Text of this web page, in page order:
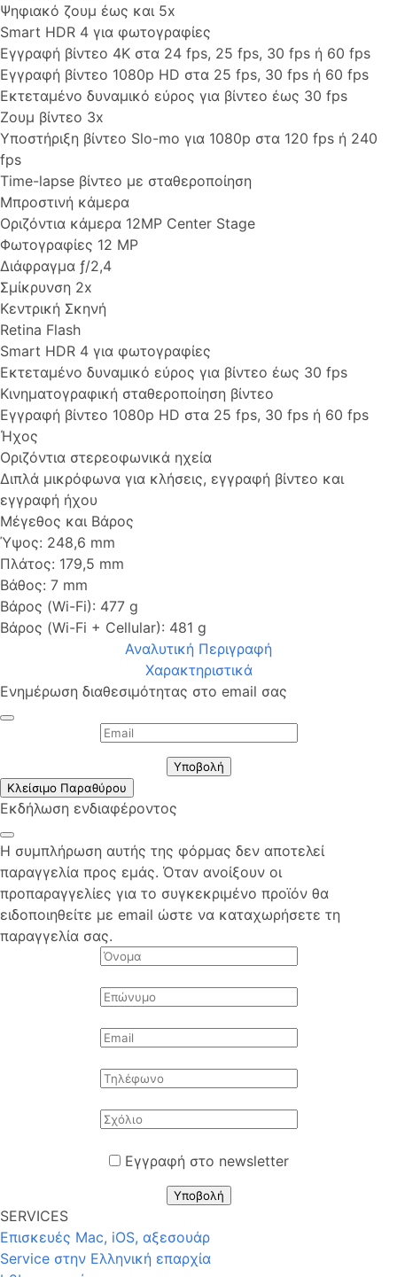
Ψηφιακό ζουμ έως και 5x
Smart HDR 4 για φωτογραφίες
Εγγραφή βίντεο 4K στα 24 fps, 25 fps, 30 fps ή 60 fps
Εγγραφή βίντεο 1080p HD στα 25 fps, 30 fps ή 60 fps
Εκτεταμένο δυναμικό εύρος για βίντεο έως 30 fps
Ζουμ βίντεο 3x
Υποστήριξη βίντεο Slo-mo για 1080p στα 120 fps ή 240
fps
Time-lapse βίντεο με σταθεροποίηση
Μπροστινή κάμερα
Οριζόντια κάμερα 12MP Center Stage
Φωτογραφίες 12 MP
Διάφραγμα ƒ/2,4
Σμίκρυνση 2x
Κεντρική Σκηνή
Retina Flash
Smart HDR 4 για φωτογραφίες
Εκτεταμένο δυναμικό εύρος για βίντεο έως 30 fps
Κινηματογραφική σταθεροποίηση βίντεο
Εγγραφή βίντεο 1080p HD στα 25 fps, 30 fps ή 60 fps
Ήχος
Οριζόντια στερεοφωνικά ηχεία
Διπλά μικρόφωνα για κλήσεις, εγγραφή βίντεο και
εγγραφή ήχου
Μέγεθος και Βάρος
Ύψος: 248,6 mm
Πλάτος: 179,5 mm
Βάθος: 7 mm
Βάρος (Wi-Fi): 477 g
Βάρος (Wi-Fi + Cellular): 481 g
Αναλυτική Περιγραφή
Χαρακτηριστικά
Ενημέρωση διαθεσιμότητας στο email σας
Υποβολή
Κλείσιμο Παραθύρου
Εκδήλωση ενδιαφέροντος
Η συμπλήρωση αυτής της φόρμας δεν αποτελεί
παραγγελία προς εμάς. Όταν ανοίξουν οι
προπαραγγελίες για το συγκεκριμένο προϊόν θα
ειδοποιηθείτε με email ώστε να καταχωρήσετε τη
παραγγελία σας.
Εγγραφή στο newsletter
Υποβολή
SERVICES
Επισκευές Mac, iOS, αξεσουάρ
Service στην Eλληνική επαρχία